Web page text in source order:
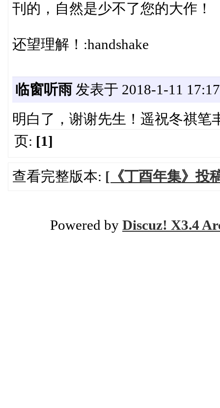
刊的，自然是少不了您的大作！
还望理解！:handshake
临窗听雨发表于 2018-1-11 17:17
明白了，谢谢先生！遥祝冬祺笔
页: [1]
查看完整版本: [《丁酉年集》投
Powered by Discuz! X3.4